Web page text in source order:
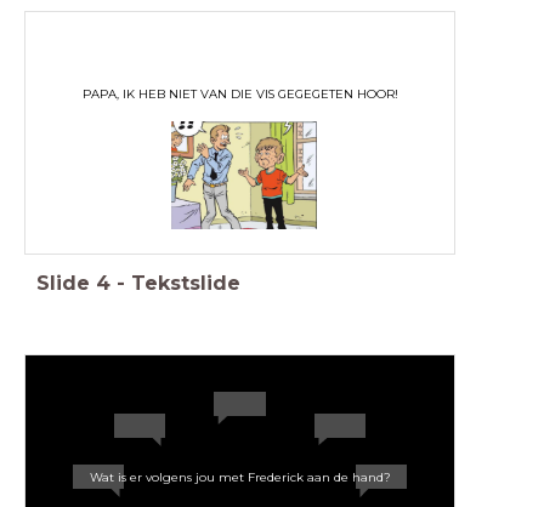
PAPA, IK HEB NIET VAN DIE VIS GEGEGETEN HOOR!
Slide 4 - Tekstslide
Wat is er volgens jou met Frederick aan de hand?